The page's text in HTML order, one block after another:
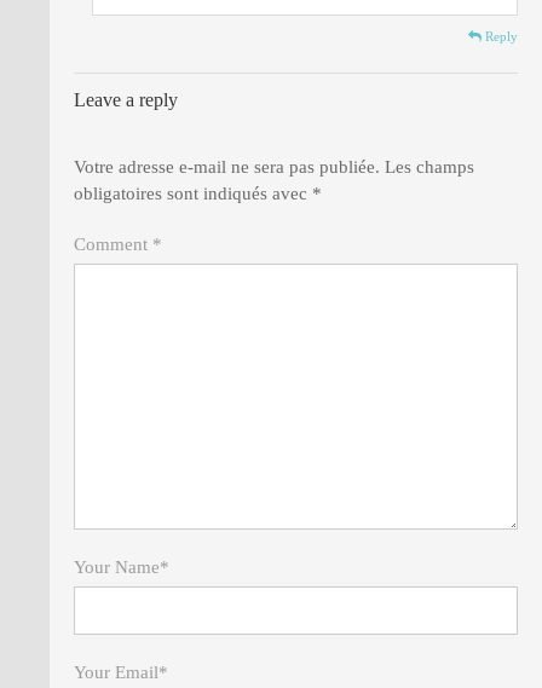
Reply
Leave a reply
Votre adresse e-mail ne sera pas publiée. Les champs
obligatoires sont indiqués avec *
Comment *
Your Name*
Your Email*